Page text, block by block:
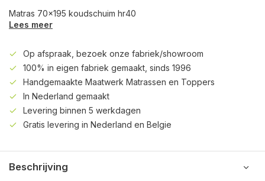
Matras 70x195 koudschuim hr40
Lees meer
Op afspraak, bezoek onze fabriek/showroom
100% in eigen fabriek gemaakt, sinds 1996
Handgemaakte Maatwerk Matrassen en Toppers
In Nederland gemaakt
Levering binnen 5 werkdagen
Gratis levering in Nederland en Belgie
Beschrijving